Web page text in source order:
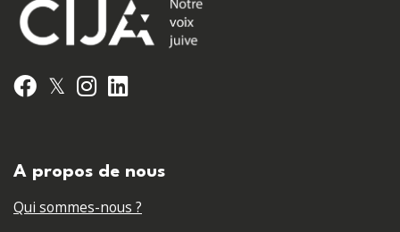
Facebook
𝕏 Instagram
A propos de nous
Qui sommes-nous ?